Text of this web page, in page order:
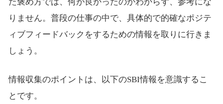
た褒め方では、何が良かったのかわからず、参考にな
りません。普段の仕事の中で、具体的で的確なポジテ
ィブフィードバックをするための情報を取りに行きま
しょう。
情報収集のポイントは、以下のSBI情報を意識するこ
とです。